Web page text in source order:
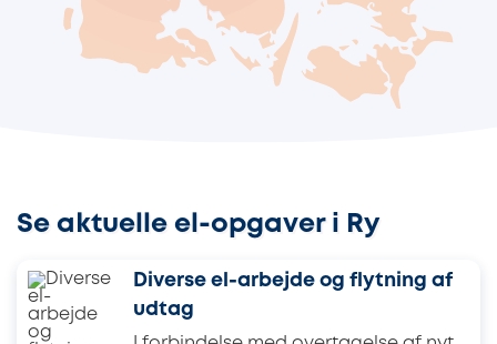
Se aktuelle el-opgaver i Ry
Diverse el-arbejde og flytning af
udtag